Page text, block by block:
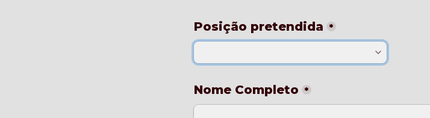
Posição pretendida *
Nome Completo *